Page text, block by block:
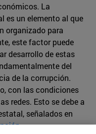
La
es un elemento al que
organizado para
este factor puede
desarrollo de estas
del
de la corrupción.
con las condiciones
redes. Esto se debe a
señalados en
.